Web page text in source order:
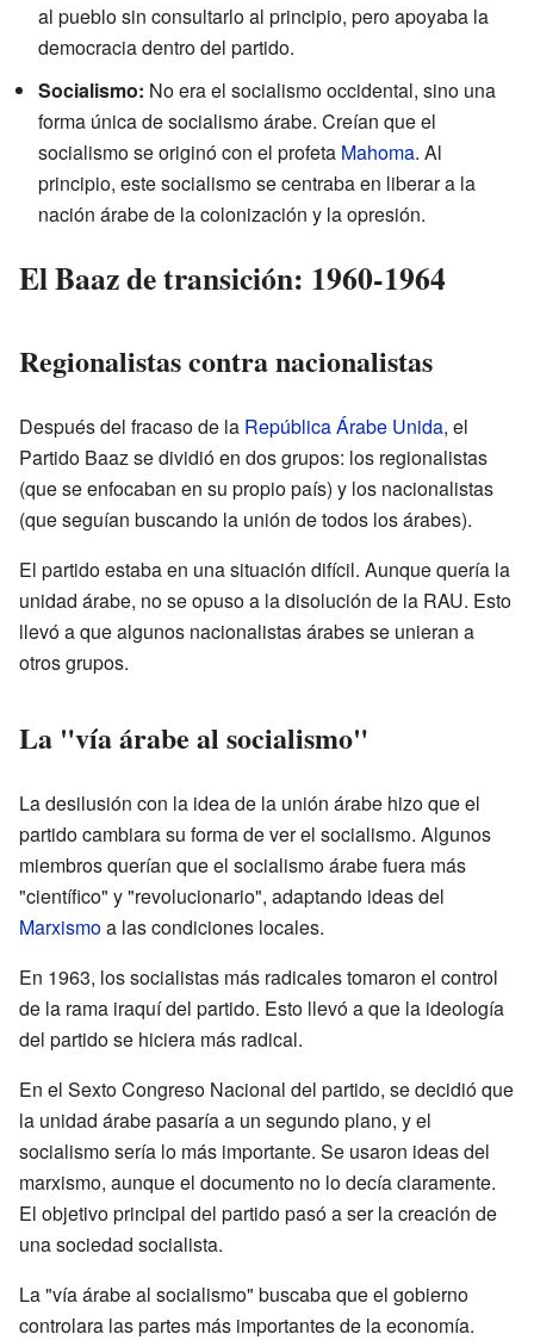
al pueblo sin consultarlo al principio, pero apoyaba la
democracia dentro del partido.
Socialismo: No era el socialismo occidental, sino una
forma única de socialismo árabe. Creían que el
socialismo se originó con el profeta Mahoma. Al
principio, este socialismo se centraba en liberar a la
nación árabe de la colonización y la opresión.
El Baaz de transición: 1960-1964
Regionalistas contra nacionalistas
Después del fracaso de la República Árabe Unida, el
Partido Baaz se dividió en dos grupos: los regionalistas
(que se enfocaban en su propio país) y los nacionalistas
(que seguían buscando la unión de todos los árabes).
El partido estaba en una situación difícil. Aunque quería la
unidad árabe, no se opuso a la disolución de la RAU. Esto
llevó a que algunos nacionalistas árabes se unieran a
otros grupos.
La "vía árabe al socialismo"
La desilusión con la idea de la unión árabe hizo que el
partido cambiara su forma de ver el socialismo. Algunos
miembros querían que el socialismo árabe fuera más
"científico" y "revolucionario", adaptando ideas del
Marxismoa las condiciones locales.
En 1963, los socialistas más radicales tomaron el control
de la rama iraquí del partido. Esto llevó a que la ideología
del partido se hiciera más radical.
En el Sexto Congreso Nacional del partido, se decidió que
la unidad árabe pasaría a un segundo plano, y el
socialismo sería lo más importante. Se usaron ideas del
marxismo, aunque el documento no lo decía claramente.
El objetivo principal del partido pasó a ser la creación de
una sociedad socialista.
La "vía árabe al socialismo" buscaba que el gobierno
controlara las partes más importantes de la economía.